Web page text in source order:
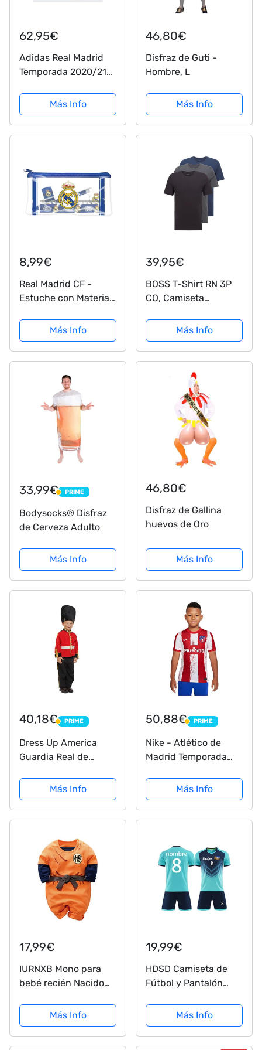
62,95€
Adidas Real Madrid
Temporada 2020/21
Oficial, Niños, Blanco,
110 cm (4-5 años)
Más Info
46,80€
Disfraz de Guti -
Hombre, L
Más Info
8,99€
Real Madrid CF -
Estuche con Material
Portatodo de Plástico
con Cremallera, Color
Blanco, Producto
Más Info
39,95€
BOSS T-Shirt RN 3P
CO, Camiseta
(Open Blue 497), M
Más Info
33,99€ PRIME
PRIME
Bodysocks® Disfraz
de Cerveza Adulto
Más Info
46,80€
Disfraz de Gallina
huevos de Oro
Más Info
40,18€ PRIME
PRIME
Dress Up America
Guardia Real de
niños - Niños soldado
de juguete Juego de
vestuario
Más Info
50,88€ PRIME
PRIME
Nike - Atlético de
Madrid Temporada
Primera Equipación
Equipación de Juego,
S, Unisex
Más Info
17,99€
IURNXB Mono para
bebé recién Nacido
Dibujos Animados
para niños y niñas,
Naranja, 1-3 Meses
Más Info
19,99€
HDSD Camiseta de
Fútbol y Pantalón
- Equipación Fútbol
Personalizada Niños y
Adultos con Nombre,
Más Info